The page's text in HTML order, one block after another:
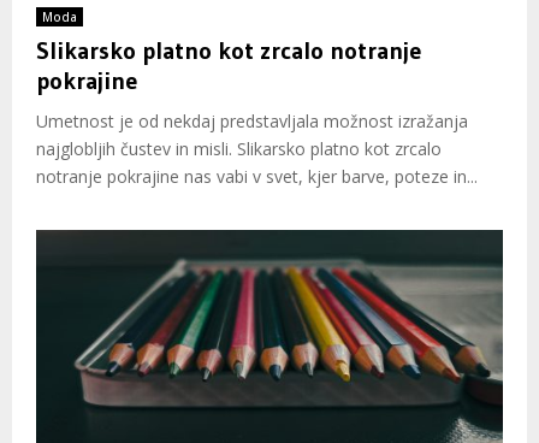
Moda
Slikarsko platno kot zrcalo notranje
pokrajine
Umetnost je od nekdaj predstavljala možnost izražanja
najglobljih čustev in misli. Slikarsko platno kot zrcalo
notranje pokrajine nas vabi v svet, kjer barve, poteze in...